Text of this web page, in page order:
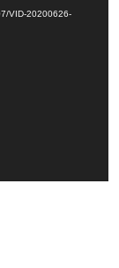
VID-20200626-